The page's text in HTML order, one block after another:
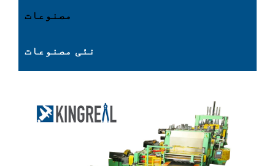
مصنوعات
نئی مصنوعات